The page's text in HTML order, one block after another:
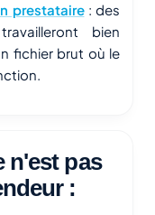
prestataire: des
bien
fichier brut où le
n'est pas
: